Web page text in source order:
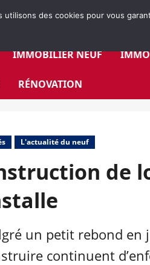
IMMOBILIER NEUF IMMO
RÉNOVATION
L'actualité du neuf
de
un petit rebond en
continuent
utilisons des cookies pour vous